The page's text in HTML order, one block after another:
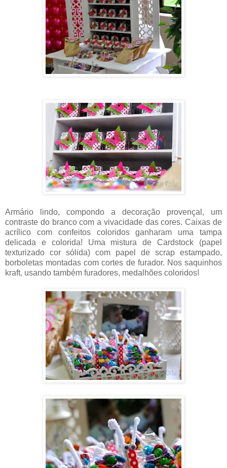
Armário lindo, compondo a decoração provençal, um
contraste do branco com a vivacidade das cores. Caixas de
acrílico com confeitos coloridos ganharam uma tampa
delicada e colorida! Uma mistura de Cardstock (papel
texturizado cor sólida) com papel de scrap estampado,
borboletas montadas com cortes de furador. Nos saquinhos
kraft, usando também furadores, medalhões coloridos!